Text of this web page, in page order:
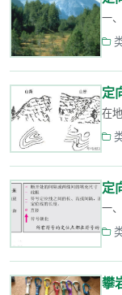
一
定
在
定
一
攀